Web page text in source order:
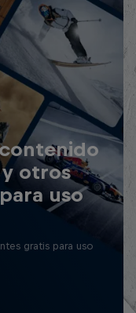
y otros
uso
gratis para uso